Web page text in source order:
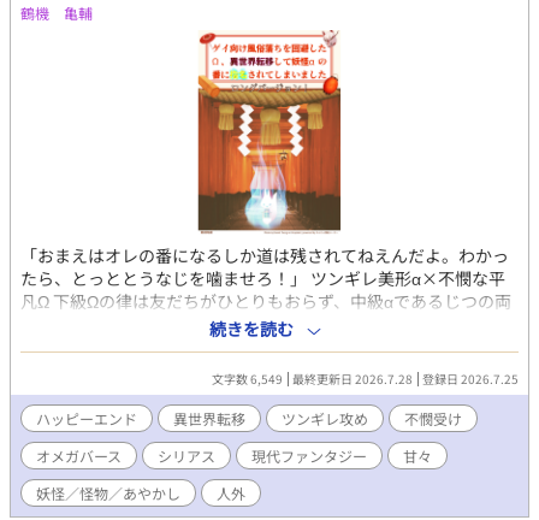
鶴機 亀輔
「おまえはオレの番になるしか道は残されてねえんだよ。わかっ
たら、とっととうなじを噛ませろ！」 ツンギレ美形α×不憫な平
凡Ω 下級Ωの律は友だちがひとりもおらず、中級αであるじつの両
親からネグレクトを受けていた。 高校を卒業後、ひとり暮らしを
始め、飲食店の厨房で正社員として働いていたが、ある日突然、
恋人である上級αの蜜に手紙で別れを告げられてしまう。 よりに
よって蜜の魂の番は、律のじつの弟・大翔だったのだ。 挙句の果
てに両親が闇金で借りた借金を肩代わりさせられてしまう。 億単
位の金を払えないのなら臓器を売買するか、ゲイ向け風俗でα相手
に身体を売るかの二択をヤクザから迫られ、一度は風俗で働こう
と決意する。 童貞処女な律はアブノーマルなSMプレイに堪えきれ
ず、自分をかわいがってくれた下級Ωの祖父とともにお参りをして
続きを読む
文字数 6,549 最終更新日 2026.7.28 登録日 2026.7.25
ハッピーエンド 異世界転移 ツンギレ攻め
不憫受け
オメガバース
シリアス 現代ファンタジー
甘々
妖怪／怪物／あやかし
人外